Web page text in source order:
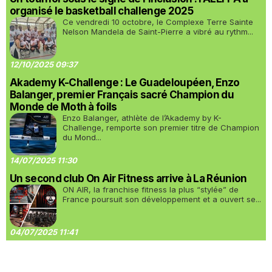
organisé le basketball challenge 2025
Ce vendredi 10 octobre, le Complexe Terre Sainte
Nelson Mandela de Saint-Pierre a vibré au rythm...
12/10/2025 09:37
Akademy K-Challenge : Le Guadeloupéen, Enzo
Balanger, premier Français sacré Champion du
Monde de Moth à foils
Enzo Balanger, athlète de l’Akademy by K-
Challenge, remporte son premier titre de Champion
du Mond...
14/07/2025 11:30
Un second club On Air Fitness arrive à La Réunion
ON AIR, la franchise fitness la plus “stylée” de
France poursuit son développement et a ouvert se...
04/07/2025 11:41